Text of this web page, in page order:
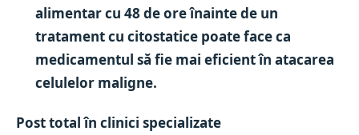
alimentar cu 48 de ore înainte de un
tratament cu citostatice poate face ca
medicamentul să fie mai eficient în atacarea
celulelor maligne.
Post total în clinici specializate